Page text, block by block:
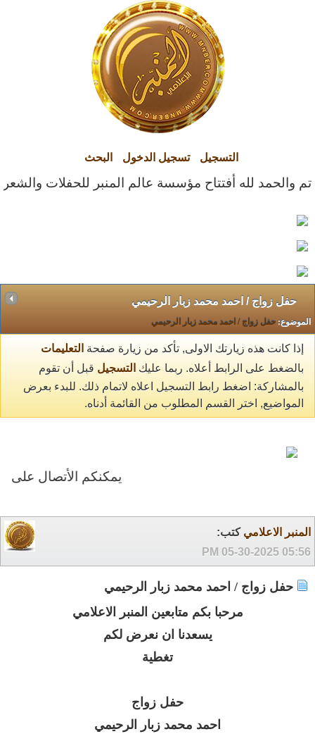
التسجيل تسجيل الدخول البحث
تم والحمد لله أفتتاح مؤسسة عالم المنبر للحفلات
حفل زواج / احمد محمد زبار الرحيمي
الموضوع: حفل زواج / احمد محمد زبار الرحيمي
إذا كانت هذه زيارتك الاولى, تأكد من زيارة صفحة التعليمات
بالضغط على الرابط أعلاه. ربما عليك التسجيل قبل أن تقوم
بالمشاركة: اضغط رابط التسجيل اعلاه لاتمام ذلك. للبدء بعرض
المواضيع, اختر القسم المطلوب من القائمة أدناه.
يمكنكم الأتصال على الأرقام التالية 0504662195
المنبر الاعلامي كتب:
05-30-2025 05:56 PM
حفل زواج / احمد محمد زبار الرحيمي
مرحبا بكم متابعين المنبر الاعلامي
يسعدنا ان نعرض لكم
تغطية
حفل زواج
احمد محمد زبار الرحيمي